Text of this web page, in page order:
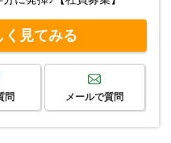
く見てみる
問 メールで質問